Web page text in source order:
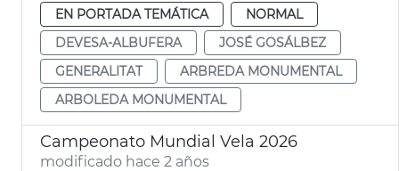
EN PORTADA TEMÁTICA
NORMAL
DEVESA-ALBUFERA
JOSÉ GOSÁLBEZ
GENERALITAT
ARBREDA MONUMENTAL
ARBOLEDA MONUMENTAL
Campeonato Mundial Vela 2026
modificado hace 2 años